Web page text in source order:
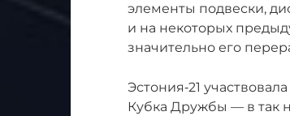
элементы подвески,
и на некоторых
значительно его
Эстония‑21
Кубка Дружбы — в так